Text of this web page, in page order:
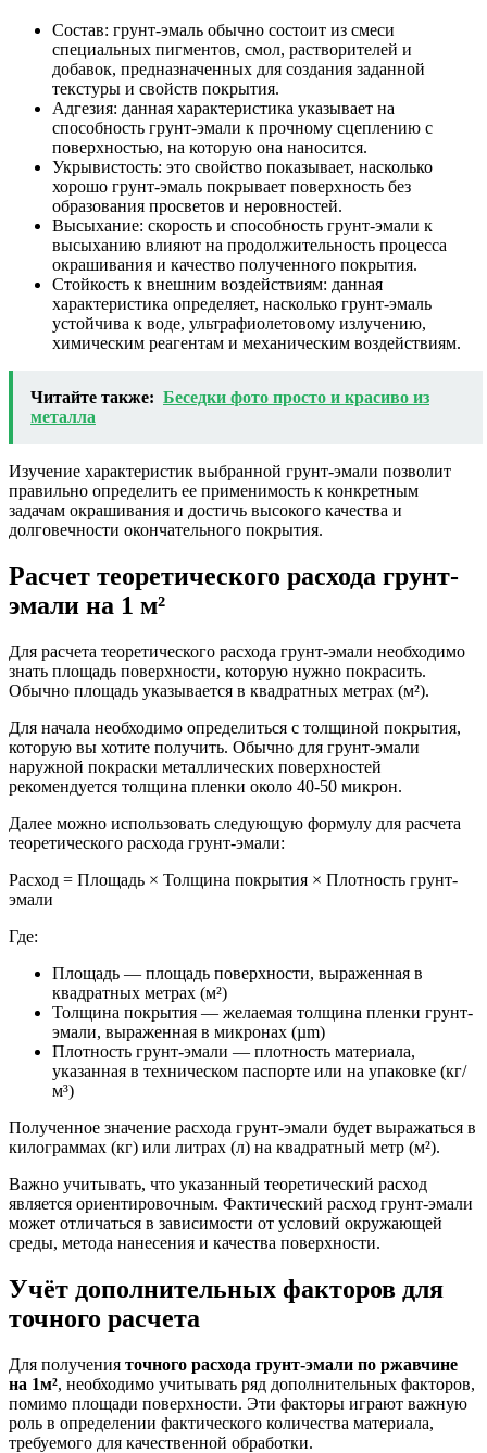
Состав: грунт-эмаль обычно состоит из смеси
специальных пигментов, смол, растворителей и
добавок, предназначенных для создания заданной
текстуры и свойств покрытия.
Адгезия: данная характеристика указывает на
способность грунт-эмали к прочному сцеплению с
поверхностью, на которую она наносится.
Укрывистость: это свойство показывает, насколько
хорошо грунт-эмаль покрывает поверхность без
образования просветов и неровностей.
Высыхание: скорость и способность грунт-эмали к
высыханию влияют на продолжительность процесса
окрашивания и качество полученного покрытия.
Стойкость к внешним воздействиям: данная
характеристика определяет, насколько грунт-эмаль
устойчива к воде, ультрафиолетовому излучению,
химическим реагентам и механическим воздействиям.
Читайте также: Беседки фото просто и красиво из
металла
Изучение характеристик выбранной грунт-эмали позволит
правильно определить ее применимость к конкретным
задачам окрашивания и достичь высокого качества и
долговечности окончательного покрытия.
Расчет теоретического расхода грунт-
эмали на 1 м²
Для расчета теоретического расхода грунт-эмали необходимо
знать площадь поверхности, которую нужно покрасить.
Обычно площадь указывается в квадратных метрах (м²).
Для начала необходимо определиться с толщиной покрытия,
которую вы хотите получить. Обычно для грунт-эмали
наружной покраски металлических поверхностей
рекомендуется толщина пленки около 40-50 микрон.
Далее можно использовать следующую формулу для расчета
теоретического расхода грунт-эмали:
Расход = Площадь × Толщина покрытия × Плотность грунт-
эмали
Где:
Площадь — площадь поверхности, выраженная в
квадратных метрах (м²)
Толщина покрытия — желаемая толщина пленки грунт-
эмали, выраженная в микронах (µm)
Плотность грунт-эмали — плотность материала,
указанная в техническом паспорте или на упаковке (кг/
м³)
Полученное значение расхода грунт-эмали будет выражаться в
килограммах (кг) или литрах (л) на квадратный метр (м²).
Важно учитывать, что указанный теоретический расход
является ориентировочным. Фактический расход грунт-эмали
может отличаться в зависимости от условий окружающей
среды, метода нанесения и качества поверхности.
Учёт дополнительных факторов для
точного расчета
Для получения точного расхода грунт-эмали по ржавчине
на 1м², необходимо учитывать ряд дополнительных факторов,
помимо площади поверхности. Эти факторы играют важную
роль в определении фактического количества материала,
требуемого для качественной обработки.